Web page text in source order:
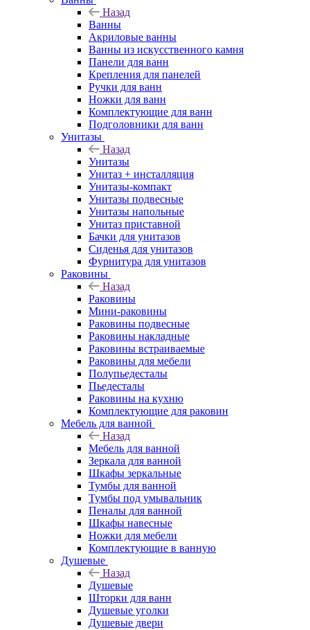
Назад
Ванны
Акриловые ванны
Ванны из искусственного камня
Панели для ванн
Крепления для панелей
Ручки для ванн
Ножки для ванн
Комплектующие для ванн
Подголовники для ванн
Унитазы
Назад
Унитазы
Унитаз + инсталляция
Унитазы-компакт
Унитазы подвесные
Унитазы напольные
Унитаз приставной
Бачки для унитазов
Сиденья для унитазов
Фурнитура для унитазов
Раковины
Назад
Раковины
Мини-раковины
Раковины подвесные
Раковины накладные
Раковины встраиваемые
Раковины для мебели
Полупьедесталы
Пьедесталы
Раковины на кухню
Комплектующие для раковин
Мебель для ванной
Назад
Мебель для ванной
Зеркала для ванной
Шкафы зеркальные
Тумбы для ванной
Тумбы под умывальник
Пеналы для ванной
Шкафы навесные
Ножки для мебели
Комплектующие в ванную
Душевые
Назад
Душевые
Шторки для ванн
Душевые уголки
Душевые двери